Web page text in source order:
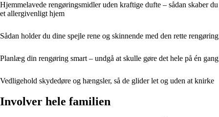
Hjemmelavede rengøringsmidler uden kraftige dufte – sådan skaber du
et allergivenligt hjem
Sådan holder du dine spejle rene og skinnende med den rette rengøring
Planlæg din rengøring smart – undgå at skulle gøre det hele på én gang
Vedligehold skydedøre og hængsler, så de glider let og uden at knirke
Involver hele familien